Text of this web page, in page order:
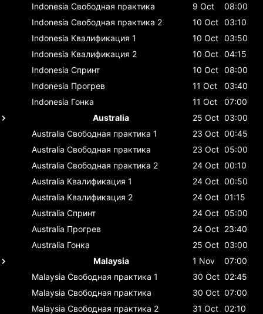
Indonesia Свободная практика 9 Oct
08:00
Indonesia Свободная практика 2 10 Oct 03:10
Indonesia Квалификация 1 10 Oct 03:50
Indonesia Квалификация 2 10 Oct 04:15
Indonesia Спринт 10 Oct 08:00
Indonesia Прогрев 11 Oct
03:40
Indonesia Гонка 11 Oct
07:00
Australia
25 Oct 03:00
Australia Свободная практика 1 23 Oct 00:45
Australia Свободная практика 23 Oct 05:00
Australia Свободная практика 2 24 Oct 00:10
Australia Квалификация 1 24 Oct 00:50
Australia Квалификация 2 24 Oct 01:15
Australia Спринт 24 Oct 05:00
Australia Прогрев 24 Oct 23:40
Australia Гонка 25 Oct 03:00
Malaysia
1 Nov
07:00
Malaysia Свободная практика 1 30 Oct 02:45
Malaysia Свободная практика 30 Oct 07:00
Malaysia Свободная практика 2 31 Oct 02:10